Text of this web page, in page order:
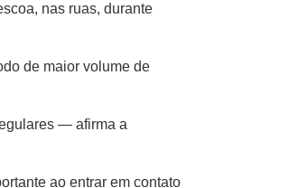
nas ruas, durante
de maior volume de
— afirma a
ao entrar em contato